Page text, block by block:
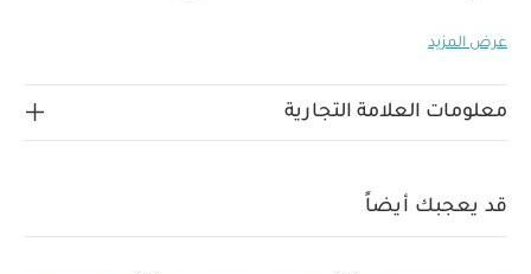
العناية:
منخفضة
لا يُنظف جافًا
يُنظف مع الألوان الداكنة بشكل
بيجاما قطعة واحدة عضوية بلون أبيض - 3 قطع
فراولة
طقم قبعة وجوارب بنقشة زهور - أزرق
عرض المزيد
معلومات العلامة التجارية
قد يعجبك أيضاً